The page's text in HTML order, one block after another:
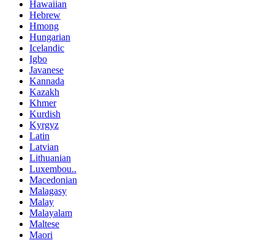
Hawaiian
Hebrew
Hmong
Hungarian
Icelandic
Igbo
Javanese
Kannada
Kazakh
Khmer
Kurdish
Kyrgyz
Latin
Latvian
Lithuanian
Luxembou..
Macedonian
Malagasy
Malay
Malayalam
Maltese
Maori